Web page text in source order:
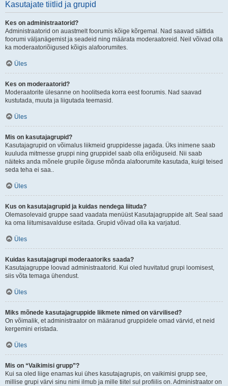
Kasutajate tiitlid ja grupid
Kes on administraatorid?
Administraatorid on auastmelt foorumis kõige kõrgemal. Nad saavad sättida
foorumi väljanägemist ja seadeid ning määrata moderaatoreid. Neil võivad olla
ka moderaatoriõigused kõigis alafoorumites.
Üles
Kes on moderaatorid?
Moderaatorite ülesanne on hoolitseda korra eest foorumis. Nad saavad
kustutada, muuta ja liigutada teemasid.
Üles
Mis on kasutajagrupid?
Kasutajagrupid on võimalus liikmeid gruppidesse jagada. Üks inimene saab
kuuluda mitmesse gruppi ning gruppidel saab olla eriõiguseid. Nii saab
näiteks anda mõnele grupile õiguse mõnda alafoorumite kasutada, kuigi teised
seda teha ei saa..
Üles
Kus on kasutajagrupid ja kuidas nendega liituda?
Olemasolevaid gruppe saad vaadata menüüst Kasutajagruppide alt. Seal saad
ka oma liitumisavalduse esitada. Grupid võivad olla ka varjatud.
Üles
Kuidas kasutajagrupi moderaatoriks saada?
Kasutajagruppe loovad administraatorid. Kui oled huvitatud grupi loomisest,
siis võta temaga ühendust.
Üles
Miks mõnede kasutajagruppide liikmete nimed on värvilised?
On võimalik, et administraator on määranud gruppidele omad värvid, et neid
kergemini eristada.
Üles
Mis on “Vaikimisi grupp”?
Kui sa oled liige enamas kui ühes kasutajagrupis, on vaikimisi grupp see,
millise grupi värvi sinu nimi ilmub ja mille tiitel sul profiilis on. Administraator on